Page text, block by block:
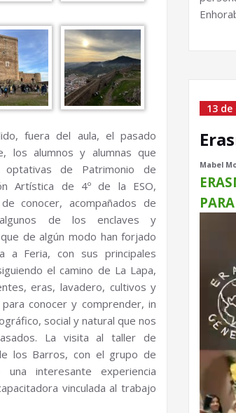
fuera del aula, el pasado
los alumnos y alumnas que
optativas de Patrimonio de
Artística de 4º de la ESO,
conocer, acompañados de
de los enclaves y
de algún modo han forjado
a Feria, con sus principales
el camino de La Lapa,
eras, lavadero, cultivos y
conocer y comprender, in
social y natural que nos
La visita al taller de
los Barros, con el grupo de
interesante experiencia
vinculada al trabajo
13
Mabel